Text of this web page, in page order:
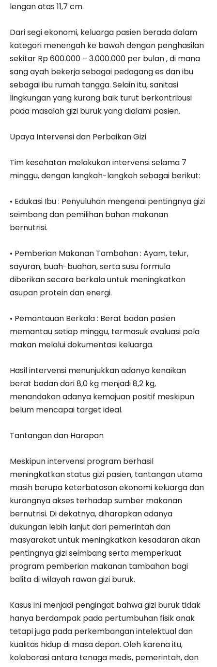
lengan atas 11,7 cm.
Dari segi ekonomi, keluarga pasien berada dalam
kategori menengah ke bawah dengan penghasilan
sekitar Rp 600.000 – 3.000.000 per bulan , di mana
sang ayah bekerja sebagai pedagang es dan ibu
sebagai ibu rumah tangga. Selain itu, sanitasi
lingkungan yang kurang baik turut berkontribusi
pada masalah gizi buruk yang dialami pasien.
Upaya Intervensi dan Perbaikan Gizi
Tim kesehatan melakukan intervensi selama 7
minggu, dengan langkah-langkah sebagai berikut:
• Edukasi Ibu : Penyuluhan mengenai pentingnya gizi
seimbang dan pemilihan bahan makanan
bernutrisi.
• Pemberian Makanan Tambahan : Ayam, telur,
sayuran, buah-buahan, serta susu formula
diberikan secara berkala untuk meningkatkan
asupan protein dan energi.
• Pemantauan Berkala : Berat badan pasien
memantau setiap minggu, termasuk evaluasi pola
makan melalui dokumentasi keluarga.
Hasil intervensi menunjukkan adanya kenaikan
berat badan dari 8,0 kg menjadi 8,2 kg,
menandakan adanya kemajuan positif meskipun
belum mencapai target ideal.
Tantangan dan Harapan
Meskipun intervensi program berhasil
meningkatkan status gizi pasien, tantangan utama
masih berupa keterbatasan ekonomi keluarga dan
kurangnya akses terhadap sumber makanan
bernutrisi. Di dekatnya, diharapkan adanya
dukungan lebih lanjut dari pemerintah dan
masyarakat untuk meningkatkan kesadaran akan
pentingnya gizi seimbang serta memperkuat
program pemberian makanan tambahan bagi
balita di wilayah rawan gizi buruk.
Kasus ini menjadi pengingat bahwa gizi buruk tidak
hanya berdampak pada pertumbuhan fisik anak
tetapi juga pada perkembangan intelektual dan
kualitas hidup di masa depan. Oleh karena itu,
kolaborasi antara tenaga medis, pemerintah, dan